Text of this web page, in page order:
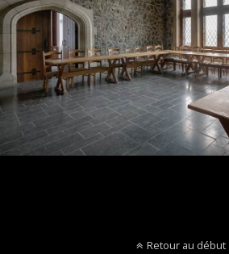
Retour au début